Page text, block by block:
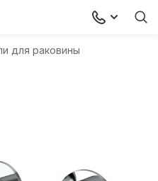
для раковины